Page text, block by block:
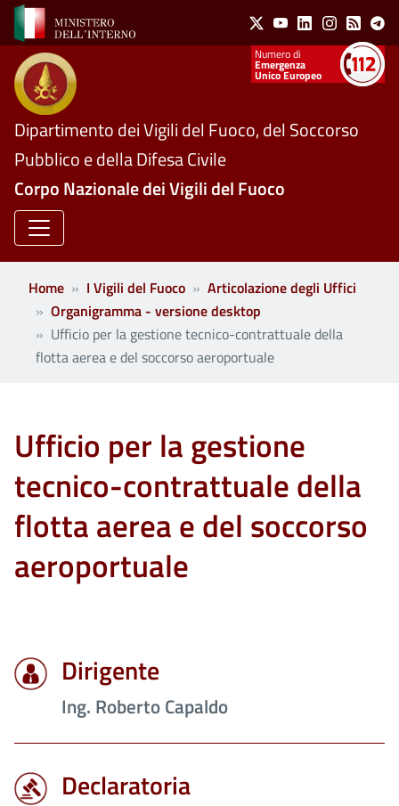
Salta al contenuto principale Social Menu
X YoutubeLinkedinInstagram
Feed
Numeri utili
Emergenza
Unico Europeo
Dipartimento dei Vigili del Fuoco, del Soccorso
Pubblico e della Difesa Civile
Corpo Nazionale dei Vigili del Fuoco
Home I Vigili del Fuoco
Articolazione degli Uffici
Organigramma - versione desktop
Ufficio per la gestione tecnico-contrattuale della
flotta aerea e del soccorso aeroportuale
Ufficio per la gestione
tecnico-contrattuale della
flotta aerea e del soccorso
aeroportuale
Dirigente
Ing. Roberto Capaldo
Declaratoria